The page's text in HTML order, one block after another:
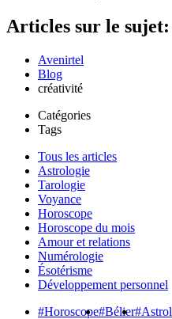
Articles sur le
Avenirtel
Blog
créativité
Catégories
Tags
Tous les articles
Astrologie
Tarologie
Voyance
Horoscope
Horoscope du mois
Amour et relations
Numérologie
Ésotérisme
Développement personnel
#Horoscope#Bélier